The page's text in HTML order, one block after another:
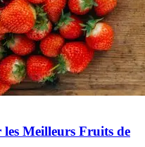
Meilleurs Fruits de